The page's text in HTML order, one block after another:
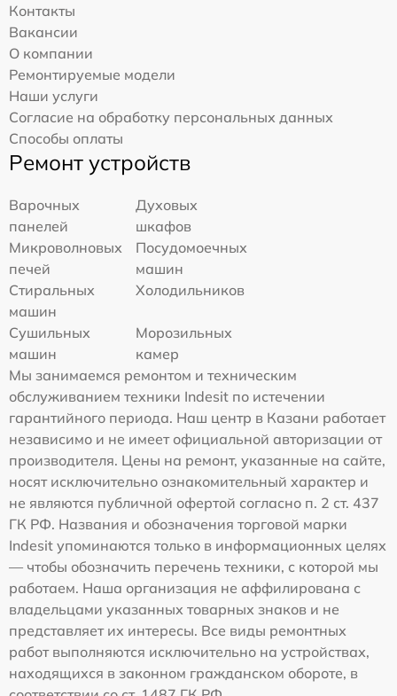
Контакты
Вакансии
О компании
Ремонтируемые модели
Наши услуги
Согласие на обработку персональных данных
Способы оплаты
Ремонт устройств
Варочных
панелей
Духовых
шкафов
Микроволновых
печей
Посудомоечных
машин
Стиральных
машин
Холодильников
Сушильных
машин
Морозильных
камер
Мы занимаемся ремонтом и техническим
обслуживанием техники Indesit по истечении
гарантийного периода. Наш центр в Казани работает
независимо и не имеет официальной авторизации от
производителя. Цены на ремонт, указанные на сайте,
носят исключительно ознакомительный характер и
не являются публичной офертой согласно п. 2 ст. 437
ГК РФ. Названия и обозначения торговой марки
Indesit упоминаются только в информационных целях
— чтобы обозначить перечень техники, с которой мы
работаем. Наша организация не аффилирована с
владельцами указанных товарных знаков и не
представляет их интересы. Все виды ремонтных
работ выполняются исключительно на устройствах,
находящихся в законном гражданском обороте, в